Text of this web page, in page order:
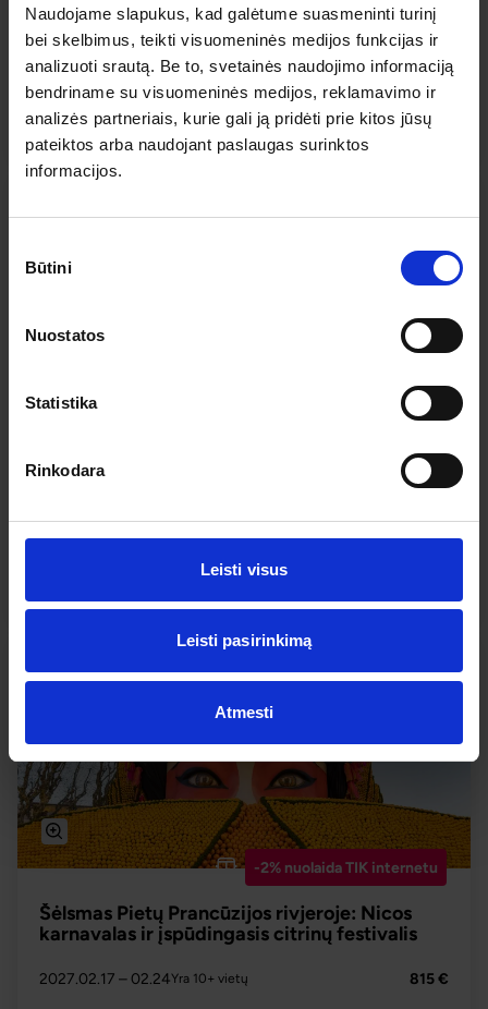
Naudojame slapukus, kad galėtume suasmeninti turinį
bei skelbimus, teikti visuomeninės medijos funkcijas ir
analizuoti srautą. Be to, svetainės naudojimo informaciją
bendriname su visuomeninės medijos, reklamavimo ir
analizės partneriais, kurie gali ją pridėti prie kitos jūsų
pateiktos arba naudojant paslaugas surinktos
informacijos.
pasirinkimas
Būtini
Nuostatos
Statistika
Rinkodara
Leisti visus
Leisti pasirinkimą
Atmesti
Verona ir Milano elegancija
– 09.27
Nuo828 € PLAČIAU
-2% nuolaida TIK internetu
Roma – Italijos širdis ir svajonių kelionė per
Italijos deimantus
2026.10.30– 11.07 995 €
-2% nuolaida TIK internetu
Šėlsmas Pietų Prancūzijos rivjeroje: Nicos
karnavalas ir įspūdingasis citrinų festivalis
2027.02.17 – 02.24Yra 10+ vietų 815 €